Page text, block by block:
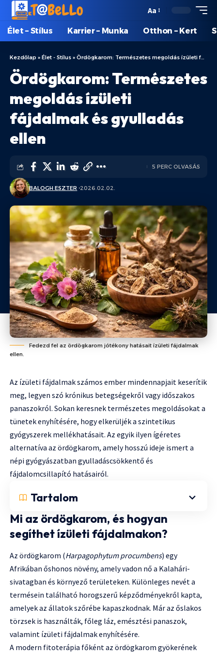
Aa
Élet – Stílus Karrier – Munka Otthon – Kert
Kezdőlap » Élet - Stílus » Ördögkarom: Természetes megoldás ízületi fájdalmak és gyulladás ellen
Ördögkarom: Természetes
megoldás ízületi
fájdalmak és gyulladás
ellen
BALOGH ESZTER 2026.02.02.
5 PERC OLVASÁS
Fedezd fel az ördögkarom jótékony hatásait ízületi fájdalmak
ellen.
Az ízületi fájdalmak számos ember mindennapjait keserítik
meg, legyen szó krónikus betegségekről vagy időszakos
panaszokról. Sokan keresnek természetes megoldásokat a
tünetek enyhítésére, hogy elkerüljék a szintetikus
gyógyszerek mellékhatásait. Az egyik ilyen ígéretes
alternatíva az ördögkarom, amely hosszú ideje ismert a
népi gyógyászatban gyulladáscsökkentő és
fájdalomcsillapító hatásairól.
Tartalom
Mi az ördögkarom, és hogyan
segíthet ízületi fájdalmakon?
Az ördögkarom (Harpagophytum procumbens) egy
Afrikában őshonos növény, amely vadon nő a Kalahári-
sivatagban és környező területeken. Különleges nevét a
termésein található horogszerű képződményekről kapta,
amelyek az állatok szőrébe kapaszkodnak. Már az őslakos
törzsek is használták, főleg láz, emésztési panaszok,
valamint ízületi fájdalmak enyhítésére.
A modern fitoterápia főként az ördögkarom gyökerének